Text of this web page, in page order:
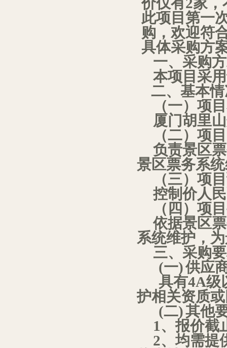
此项目第一
购， 欢迎符
具体采购方
一、采购
本项目采
二、基本
（一）项
厦门胡里
（二）项
负责景区
景区票务系
（三）项
控制价人
（四）项
依据景区
系统维护，
三、采购
(一)供应
具有4A级
护相关资质
(二)其他
1、报价截
2、均需提